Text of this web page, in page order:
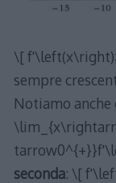
\[
sempre
Notiamo anche
seconda: \[